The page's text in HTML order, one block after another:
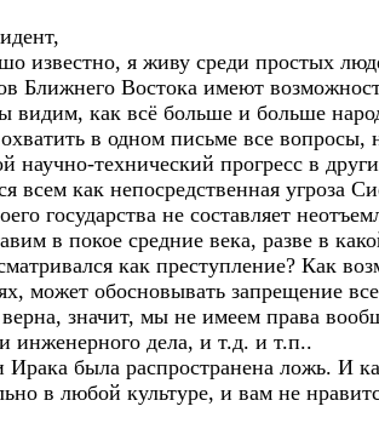
известно, я живу среди простых
Ближнего Востока имеют
видим, как всё больше и больше
в одном письме все вопросы,
научно-технический прогресс в
всем как непосредственная угроза
государства не составляет
в покое средние века, разве в
как преступление? Как
может обосновывать запрещение
верна, значит, мы не имеем права
инженерного дела, и т.д. и т.п..
была распространена ложь. И
в любой культуре, и вам не